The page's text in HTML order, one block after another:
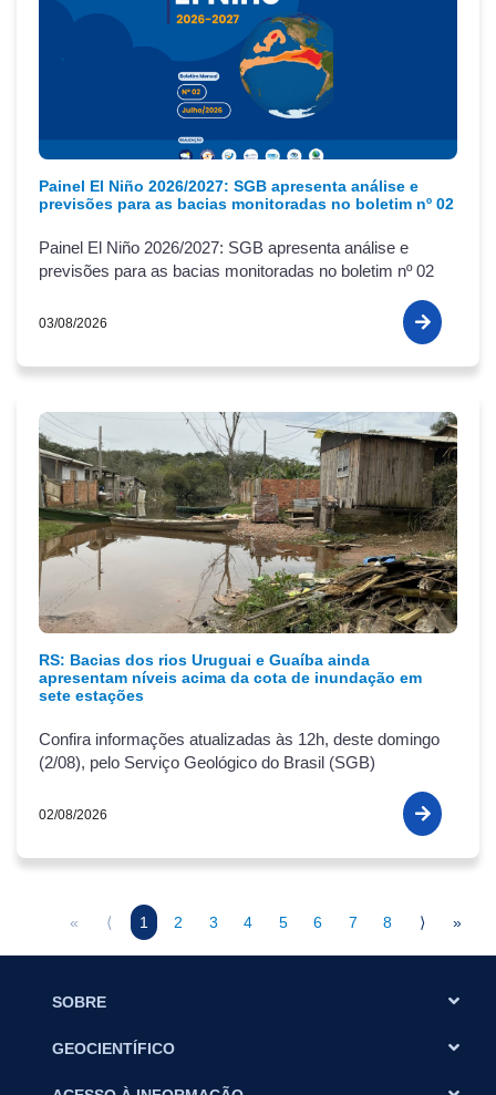
Painel El Niño 2026/2027: SGB apresenta análise e
previsões para as bacias monitoradas no boletim nº 02
Painel El Niño 2026/2027: SGB apresenta análise e
previsões para as bacias monitoradas no boletim nº 02
03/08/2026
RS: Bacias dos rios Uruguai e Guaíba ainda
apresentam níveis acima da cota de inundação em
sete estações
Confira informações atualizadas às 12h, deste domingo
(2/08), pelo Serviço Geológico do Brasil (SGB)
02/08/2026
« ⟨ 1 2 3 4 5 6 7 8 ⟩ »
SOBRE
GEOCIENTÍFICO